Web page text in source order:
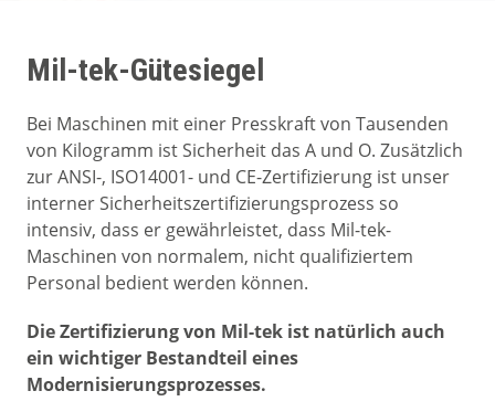
Mil-tek-Gütesiegel
Bei Maschinen mit einer Presskraft von Tausenden
von Kilogramm ist Sicherheit das A und O. Zusätzlich
zur ANSI-, ISO14001- und CE-Zertifizierung ist unser
interner Sicherheitszertifizierungsprozess so
intensiv, dass er gewährleistet, dass Mil-tek-
Maschinen von normalem, nicht qualifiziertem
Personal bedient werden können.
Die Zertifizierung von Mil-tek ist natürlich auch
ein wichtiger Bestandteil eines
Modernisierungsprozesses.